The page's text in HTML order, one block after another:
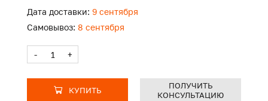
Дата доставки: 9 сентября
Самовывоз: 8 сентября
- +
КУПИТЬ
ПОЛУЧИТЬ
КОНСУЛЬТАЦИЮ